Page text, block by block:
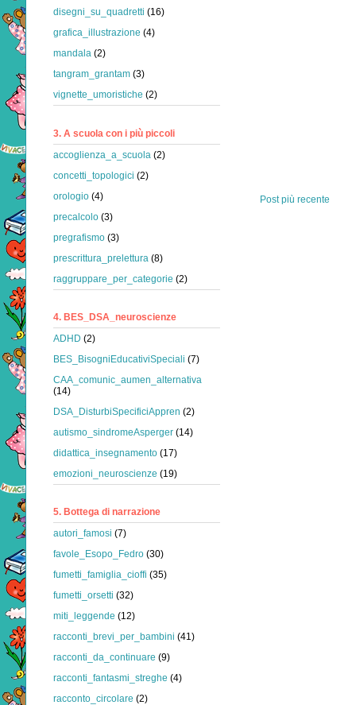
Post più recente
disegni_su_quadretti (16)
grafica_illustrazione (4)
mandala (2)
tangram_grantam (3)
vignette_umoristiche (2)
3. A scuola con i più piccoli
accoglienza_a_scuola (2)
concetti_topologici (2)
orologio (4)
precalcolo (3)
pregrafismo (3)
prescrittura_prelettura (8)
raggruppare_per_categorie (2)
4. BES_DSA_neuroscienze
ADHD (2)
BES_BisogniEducativiSpeciali (7)
CAA_comunic_aumen_alternativa
(14)
DSA_DisturbiSpecificiAppren (2)
autismo_sindromeAsperger (14)
didattica_insegnamento (17)
emozioni_neuroscienze (19)
5. Bottega di narrazione
autori_famosi (7)
favole_Esopo_Fedro (30)
fumetti_famiglia_cioffi (35)
fumetti_orsetti (32)
miti_leggende (12)
racconti_brevi_per_bambini (41)
racconti_da_continuare (9)
racconti_fantasmi_streghe (4)
racconto_circolare (2)